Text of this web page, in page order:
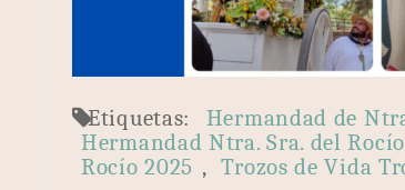
Etiquetas: Hermandad de
Hermandad Ntra. Sra. del
Rocío 2025 , Trozos de Vida